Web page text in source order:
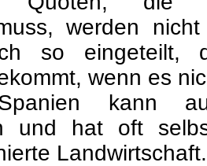
werden
so eingeteilt,
wenn es
kann
und hat oft
Landwirtschaft.